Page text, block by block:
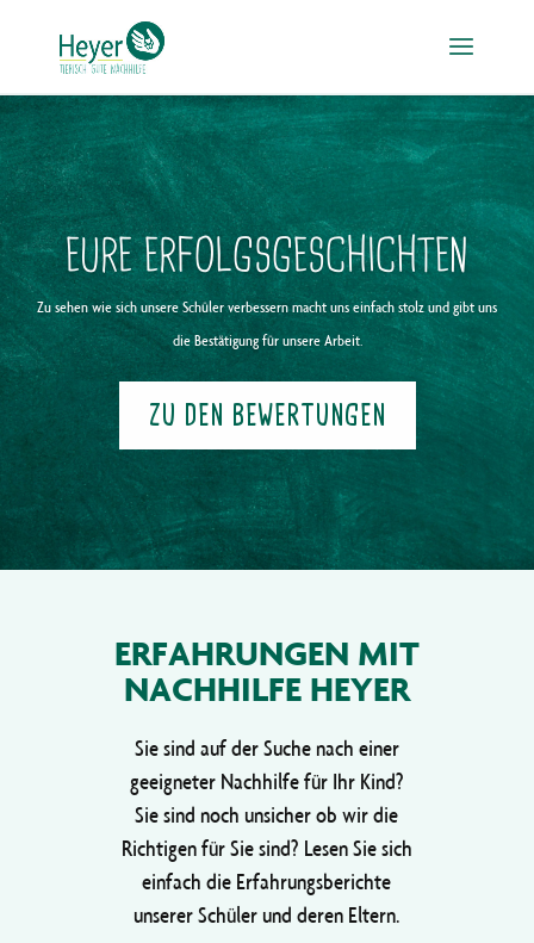
EURE ERFOLGSGESCHICHTEN
Zu sehen wie sich unsere Schüler verbessern macht uns einfach stolz und gibt uns
die Bestätigung für unsere Arbeit.
ZU DEN BEWERTUNGEN
ERFAHRUNGEN MIT
NACHHILFE HEYER
Sie sind auf der Suche nach einer
geeigneter Nachhilfe für Ihr Kind?
Sie sind noch unsicher ob wir die
Richtigen für Sie sind? Lesen Sie sich
einfach die Erfahrungsberichte
unserer Schüler und deren Eltern.